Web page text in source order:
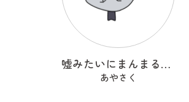
嘘みたいにまんまるなウソ
あやさく